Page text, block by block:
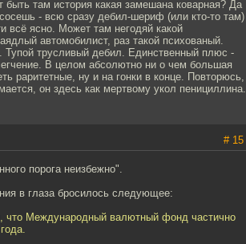
там история какая замешана коварная? Да
- всю сразу дебил-шериф (или кто-то там)
всё ясно. Может там негодяй какой
автомобилист, раз такой психованый.
Тупой трусливый дебил. Единственный плюс -
В целом абсолютно ни о чем большая
раритетные, ну и на гонки в конце. Повторюсь,
он здесь как мертвому укол пенициллина.
# 15
порога неизбежно".
в глаза бросилось следующее:
что Международный валютный фонд частично